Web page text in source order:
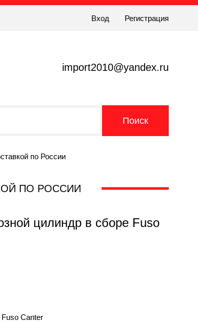
Вход Регистрация
import2010@yandex.ru
по России
ПО РОССИИ
цилиндр в сборе Fuso
Canter